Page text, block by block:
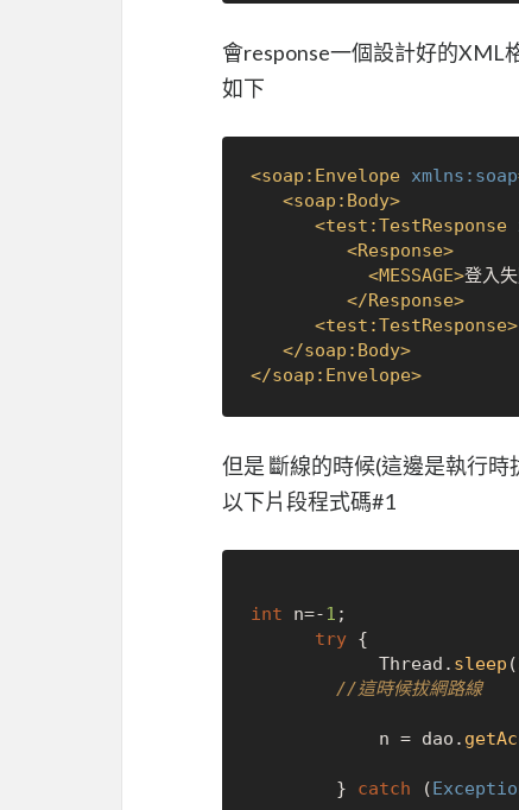
會response一個設計好的XML
如下
<soap:Envelope xmlns:soap
<soap:Body>
<test:TestResponse
<Response>
<MESSAGE>登入
</Response>
<test:TestResponse>
</soap:Body>
</soap:Envelope>
但是 斷線的時候(這邊是執行時
以下片段程式碼#1
int n=-1 ;
try {
			Thread.
sleep (
//這時候拔網路線
			n = dao.
		}
catch (